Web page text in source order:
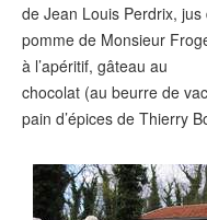
de Jean Louis Perdrix, jus
pomme de Monsieur
à l’apéritif, gâteau au
chocolat (au beurre de
pain d’épices de Thierry